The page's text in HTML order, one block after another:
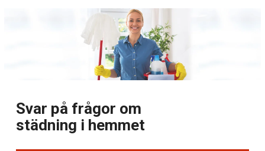
Svar på frågor om
städning i hemmet